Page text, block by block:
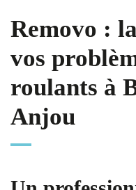
Removo :
vos
roulants à
Anjou